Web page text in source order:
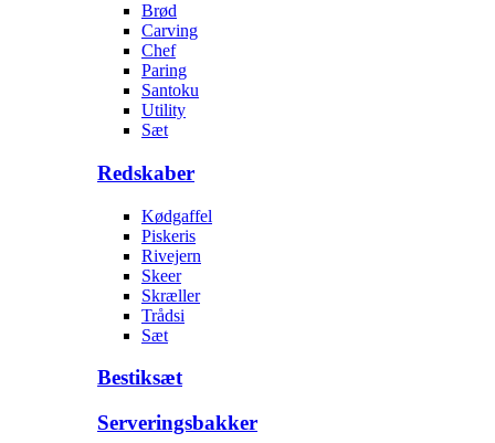
Brød
Carving
Chef
Paring
Santoku
Utility
Sæt
Redskaber
Kødgaffel
Piskeris
Rivejern
Skeer
Skræller
Trådsi
Sæt
Bestiksæt
Serveringsbakker